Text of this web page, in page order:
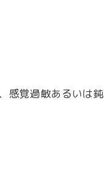
感覚過敏あるいは鈍